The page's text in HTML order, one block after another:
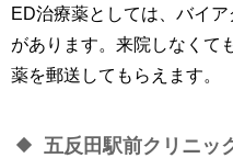
ED治療薬としては、バイ
があります。来院しなくて
薬を郵送してもらえます。
五反田駅前クリニッ